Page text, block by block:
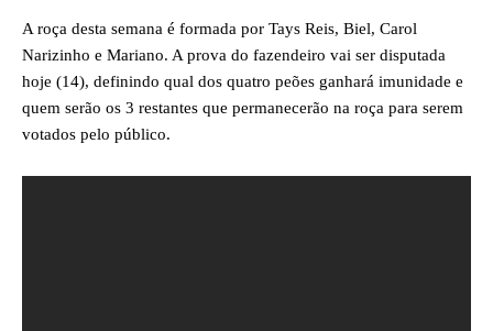
A roça desta semana é formada por Tays Reis, Biel, Carol
Narizinho e Mariano. A prova do fazendeiro vai ser disputada
hoje (14), definindo qual dos quatro peões ganhará imunidade e
quem serão os 3 restantes que permanecerão na roça para serem
votados pelo público.